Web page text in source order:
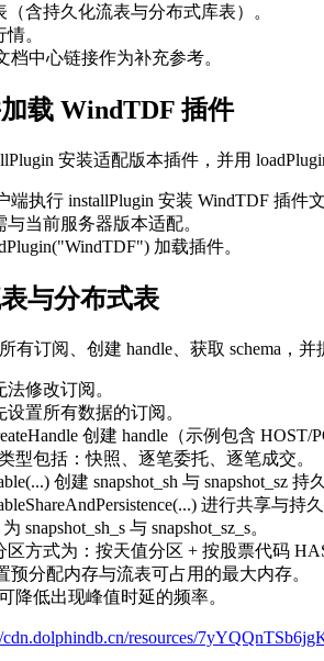
含持久化流表与分布式库表）。
。
档中心链接作为补充参考。
载 WindTDF 插件
安装适配版本插件，并用
端执行 installPlugin 安装 WindTDF 插件文
当前服务器版本适配。
加载插件。
与分布式表
有订阅、创建 handle、获取 schema，
修改订阅。
置所有数据的订阅。
创建 handle（示例包含 HOST/
型包括：快照、逐笔委托、逐笔成交。
创建 snapshot_sh 与 snapshot_sz 持
进行共享与持久
snapshot_sh_s 与 snapshot_sz_s。
方式为：按天值分区 + 按股票代码
预分配内存与流表可占用的最大内存。
降低出现峰值时延的频率。
cdn.dolphindb.cn/resources/